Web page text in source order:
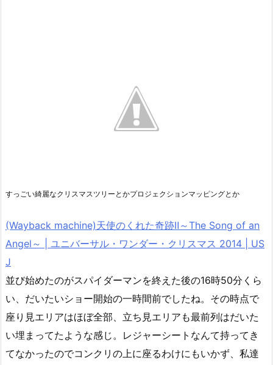
すっごい綺麗なクリスマスツリーとかプロジェクションマッピングとか
(Wayback machine)天使のくれた奇跡Ⅱ～The Song of an
Angel～ | ユニバーサル・ワンダー・クリスマス 2014 | US
J
並び始めたのがスパイダーマンを終えた後の16時50分くら
い、だいたいショー開始の一時間前でしたね。その時点で
座り見エリアはほぼ全部、立ち見エリアも最前列はだいた
い埋まってたような感じ。レジャーシートなんて持ってき
てなかったのでコンクリの上に座るわけにもいかず、私達